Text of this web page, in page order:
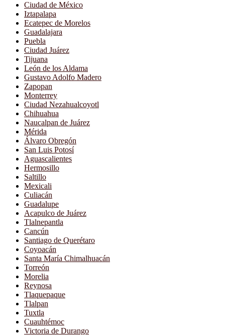
Ciudad de México
Iztapalapa
Ecatepec de Morelos
Guadalajara
Puebla
Ciudad Juárez
Tijuana
León de los Aldama
Gustavo Adolfo Madero
Zapopan
Monterrey
Ciudad Nezahualcoyotl
Chihuahua
Naucalpan de Juárez
Mérida
Álvaro Obregón
San Luis Potosí
Aguascalientes
Hermosillo
Saltillo
Mexicali
Culiacán
Guadalupe
Acapulco de Juárez
Tlalnepantla
Cancún
Santiago de Querétaro
Coyoacán
Santa María Chimalhuacán
Torreón
Morelia
Reynosa
Tlaquepaque
Tlalpan
Tuxtla
Cuauhtémoc
Victoria de Durango